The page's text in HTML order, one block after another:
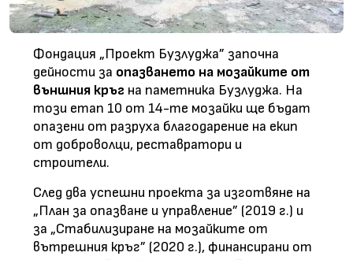
Фондация „Проект Бузлуджа” започна
дейности за опазването на мозайките от
външния кръг на паметника Бузлуджа. На
този етап 10 от 14-те мозайки ще бъдат
опазени от разруха благодарение на екип
от доброволци, реставратори и
строители.
След два успешни проекта за изготвяне на
„План за опазване и управление” (2019 г.) и
за „Стабилизиране на мозайките от
вътрешния кръг” (2020 г.), финансирани от